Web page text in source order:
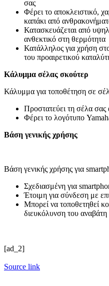
σας
Φέρει το αποκλειστικό,
καπάκι από
Κατασκευάζεται από
ανθεκτικό στη θερμότητα
Κατάλληλος για χρήση
του προαιρετικού
Κάλυμμα σέλας σκούτερ
Κάλυμμα για τοποθέτηση σε
Προστατεύει τη σέλα σας
Φέρει το λογότυπο
Βάση γενικής χρήσης
Βάση γενικής χρήσης για
Σχεδιασμένη για
Έτοιμη για σύνδεση με
Μπορεί να τοποθετηθεί
διευκόλυνση του αναβάτη
[ad_2]
Source link